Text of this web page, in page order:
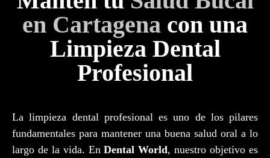
en Cartagena con una
Limpieza Dental
Profesional
La limpieza dental profesional es uno de los pilares
fundamentales para mantener una buena salud oral a lo
largo de la vida. EnDental World, nuestro objetivo es